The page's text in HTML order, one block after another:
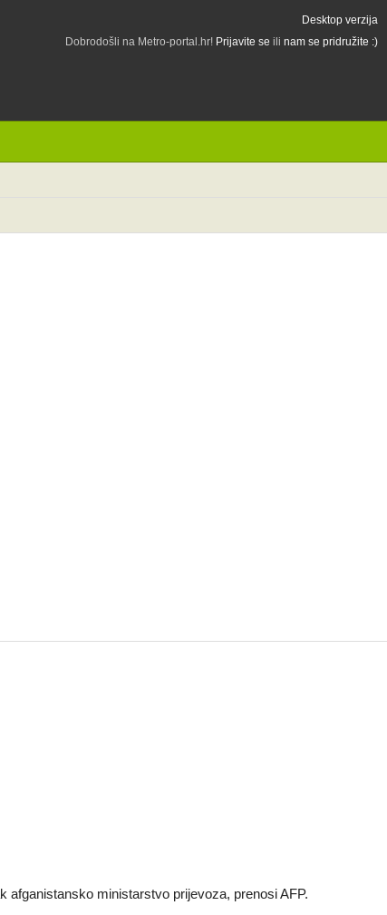
Desktop verzija
Dobrodošli na Metro-portal.hr! Prijavite se ili nam se pridružite :)
afganistansko ministarstvo prijevoza, prenosi AFP.